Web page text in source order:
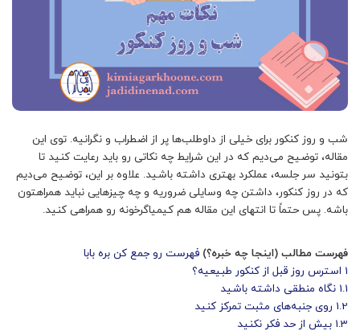
شب و روز کنکور برای خیلی از داوطلب‌ها پر از اضطراب و نگرانیه. توی این
مقاله، توضیح می‌دیم که در این شرایط چه نکاتی رو باید رعایت کنید تا
بتونید سر جلسه، عملکرد بهتری داشته باشید. علاوه بر این، توضیح می‌دیم
که در روز کنکور، داشتن چه وسایلی ضروریه و چه چیزهایی نباید همراهتون
باشه. پس حتماً تا انتهای این مقاله هم کیمیاگرخونه رو همراهی کنید.
فهرست مطالب (اینجا چه خبره؟) فهرست رو جمع کن بره بابا
1 استرس روز قبل از کنکور طبیعیه؟
1.1 نگاه منطقی داشته باشید
1.2 روی جنبه‌های مثبت تمرکز کنید
1.3 بیش از حد فکر نکنید